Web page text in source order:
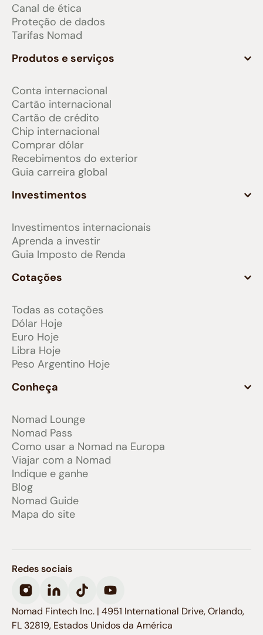
Canal de ética
Proteção de dados
Tarifas Nomad
Produtos e serviços
Conta internacional
Cartão internacional
Cartão de crédito
Chip internacional
Comprar dólar
Recebimentos do exterior
Guia carreira global
Investimentos
Investimentos internacionais
Aprenda a investir
Guia Imposto de Renda
Cotações
Todas as cotações
Dólar Hoje
Euro Hoje
Libra Hoje
Peso Argentino Hoje
Conheça
Nomad Lounge
Nomad Pass
Como usar a Nomad na Europa
Viajar com a Nomad
Indique e ganhe
Blog
Nomad Guide
Mapa do site
Redes sociais
Nomad Fintech Inc. | 4951 International Drive, Orlando,
FL 32819, Estados Unidos da América